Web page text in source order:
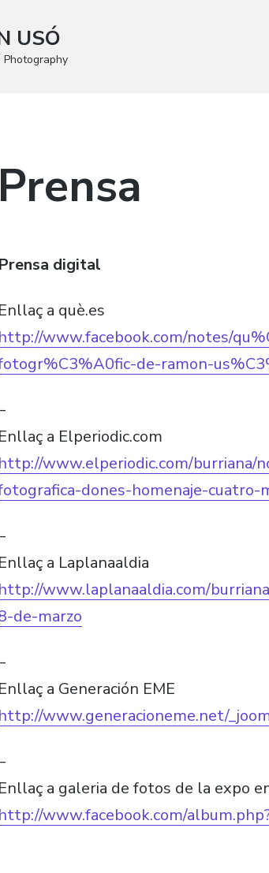
USÓ
Photography
Prensa
Prensa digital
Enllaç a què.es
http://www.facebook.com/notes/
de-ramon-
Enllaç a Elperiodic.com
http://www.elperiodic.com/burriana/
dones-homenaje-cuatro-
Enllaç a Laplanaaldia
http://www.laplanaaldia.com/
de-marzo
Enllaç a Generación EME
http://www.generacioneme.net/
Enllaç a galeria de fotos de la expo
http://www.facebook.com/